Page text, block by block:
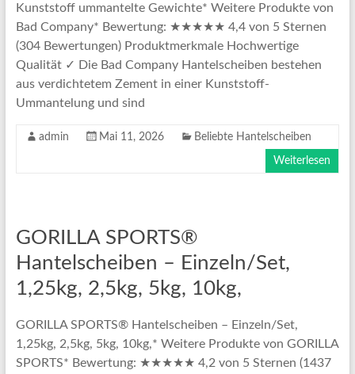
Kunststoff ummantelte Gewichte* Weitere Produkte von
Bad Company* Bewertung: ★★★★★ 4,4 von 5 Sternen
(304 Bewertungen) Produktmerkmale Hochwertige
Qualität ✓ Die Bad Company Hantelscheiben bestehen
aus verdichtetem Zement in einer Kunststoff-
Ummantelung und sind
admin Mai 11, 2026 Beliebte Hantelscheiben
Weiterlesen
GORILLA SPORTS®
Hantelscheiben – Einzeln/Set,
1,25kg, 2,5kg, 5kg, 10kg,
GORILLA SPORTS® Hantelscheiben – Einzeln/Set,
1,25kg, 2,5kg, 5kg, 10kg,* Weitere Produkte von GORILLA
SPORTS* Bewertung: ★★★★★ 4,2 von 5 Sternen (1437